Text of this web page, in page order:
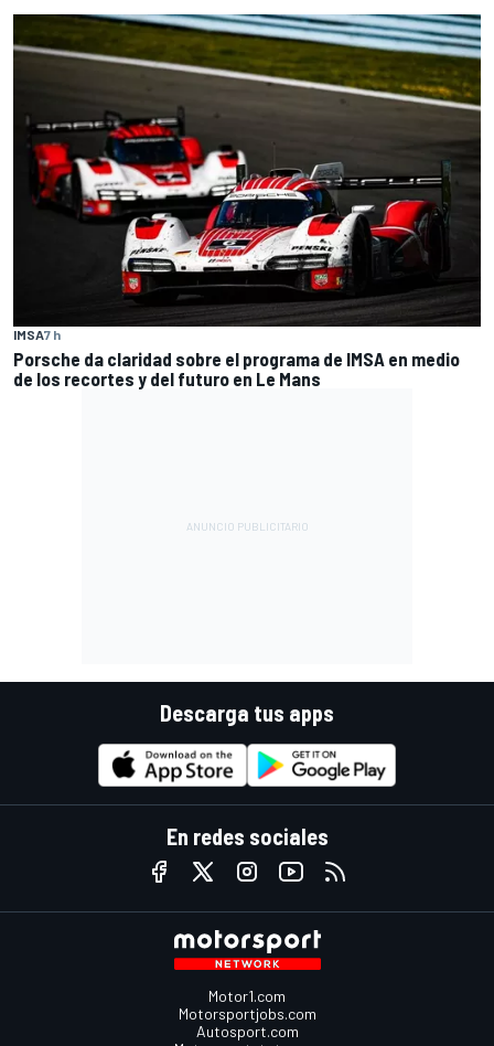
IMSA7 h
Porsche da claridad sobre el programa de IMSA en medio
de los recortes y del futuro en Le Mans
Descarga tus apps
En redes sociales
Motor1.com
Motorsportjobs.com
Autosport.com